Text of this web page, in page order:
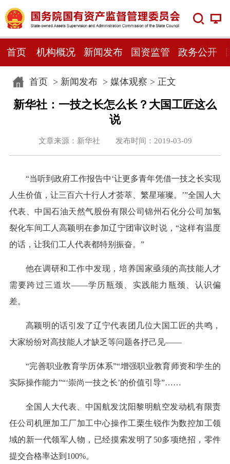
首页 机构概况 新闻发布 国资监管 政务公开
首页> 新闻发布> 媒体观察 > 正文
新华社：一技之长怎么长？大国工匠这么
说
文章来源：新华社 发布时间：2019-03-09
“当听到政府工作报告中‘让更多青年凭借一技之长实现
人生价值，让三百六十行人才荟萃、繁星璀璨。’”全国人大
代表、中国石油天然气股份有限公司锦州石化分公司加氢
裂化车间工人高颖明在参加辽宁团审议时说，“这样有温度
的话，让我们工人代表都特别振奋。”
他在调研和工作中发现，培养国家亟须的高技能人才
需要跨过三道坎——学历瓶颈、实践能力瓶颈、认识偏
差。
高颖明的话引发了辽宁代表团几位大国工匠的共鸣，
大家纷纷对高技能人才缺乏等问题各抒己见——
“完善职业教育学历体系”“增强职业教育师资和学生的
实际操作能力”“‘崇尚一技之长’的价值引导”……
全国人大代表、中国航发沈阳黎明航空发动机有限责
任公司机匣加工厂加工中心操作工栗生锐作为数控加工领
域的新一代领军人物，已经摸索发明了50多项绝招，零件
提交合格率达到100%。